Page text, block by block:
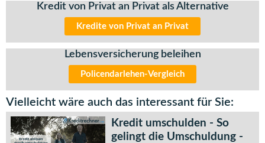
Kredit von Privat an Privat als Alternative
Kredite von Privat an Privat
Lebensversicherung beleihen
Policendarlehen-Vergleich
Vielleicht wäre auch das interessant für Sie:
Kredit umschulden - So
gelingt die Umschuldung -